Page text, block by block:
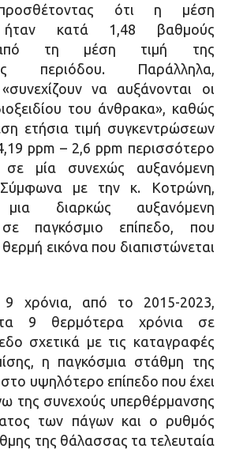
ότι η μέση
ήταν κατά 1,48 βαθμούς
από τη μέση τιμή της
περιόδου. Παράλληλα,
να αυξάνονται οι
του άνθρακα», καθώς
ετήσια τιμή συγκεντρώσεων
ppm – 2,6 ppm περισσότερο
μία συνεχώς αυξανόμενη
με την κ. Κοτρώνη,
μια διαρκώς αυξανόμενη
παγκόσμιο επίπεδο, που
εικόνα που διαπιστώνεται
9 χρόνια, από το 2015-2023,
τα 9 θερμότερα χρόνια σε
σχετικά με τις καταγραφές
η παγκόσμια στάθμη της
υψηλότερο επίπεδο που έχει
της συνεχούς υπερθέρμανσης
των πάγων και ο ρυθμός
της θάλασσας τα τελευταία